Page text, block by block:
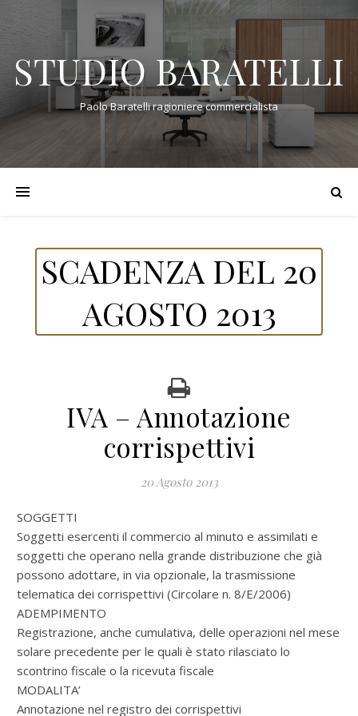
STUDIO BARATELLI
Paolo Baratelli ragioniere commercialista
SCADENZA DEL 20
AGOSTO 2013
IVA – Annotazione
corrispettivi
20 Agosto 2013
SOGGETTI
Soggetti esercenti il commercio al minuto e assimilati e
soggetti che operano nella grande distribuzione che già
possono adottare, in via opzionale, la trasmissione
telematica dei corrispettivi (Circolare n. 8/E/2006)
ADEMPIMENTO
Registrazione, anche cumulativa, delle operazioni nel mese
solare precedente per le quali è stato rilasciato lo
scontrino fiscale o la ricevuta fiscale
MODALITA’
Annotazione nel registro dei corrispettivi